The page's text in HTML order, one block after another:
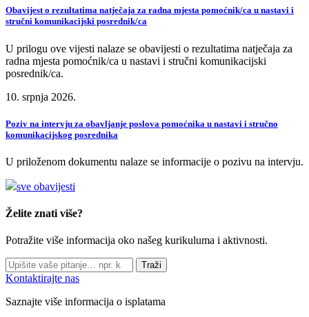
Obavijest o rezultatima natječaja za radna mjesta pomoćnik/ca u nastavi i
stručni komunikacijski posrednik/ca
U prilogu ove vijesti nalaze se obavijesti o rezultatima natječaja za
radna mjesta pomoćnik/ca u nastavi i stručni komunikacijski
posrednik/ca.
10. srpnja 2026.
Poziv na intervju za obavljanje poslova pomoćnika u nastavi i stručno
komunikacijskog posrednika
U priloženom dokumentu nalaze se informacije o pozivu na intervju.
sve obavijesti
Želite znati više?
Potražite više informacija oko našeg kurikuluma i aktivnosti.
Traži
Kontaktirajte nas
Saznajte više informacija o isplatama